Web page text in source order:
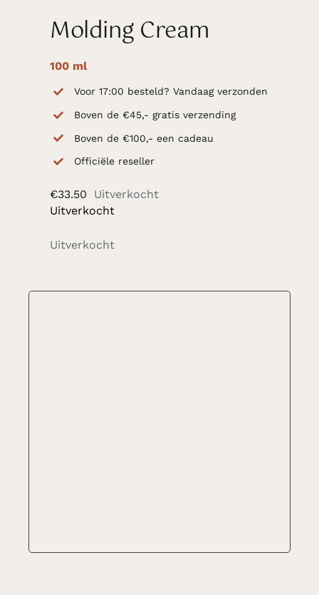
Molding Cream
100 ml
Voor 17:00 besteld? Vandaag verzonden
Boven de €45,- gratis verzending
Boven de €100,- een cadeau
Officiële reseller
€33.50
Uitverkocht
Uitverkocht
Uitverkocht